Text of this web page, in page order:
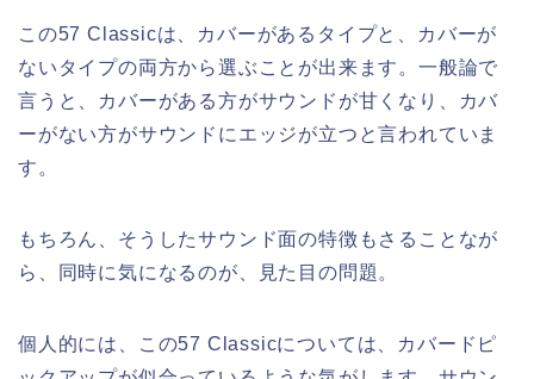
この57 Classicは、カバーがあるタイプと、カバーが
ないタイプの両方から選ぶことが出来ます。一般論で
言うと、カバーがある方がサウンドが甘くなり、カバ
ーがない方がサウンドにエッジが立つと言われていま
す。
もちろん、そうしたサウンド面の特徴もさることなが
ら、同時に気になるのが、見た目の問題。
個人的には、この57 Classicについては、カバードピ